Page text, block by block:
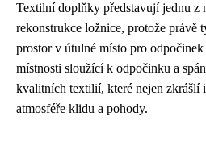
Textilní doplňky představují jednu z
rekonstrukce ložnice, protože
prostor v útulné místo pro
místnosti sloužící k odpočinku a
kvalitních textilií, které nejen zkrášlí
atmosféře klidu a pohody.